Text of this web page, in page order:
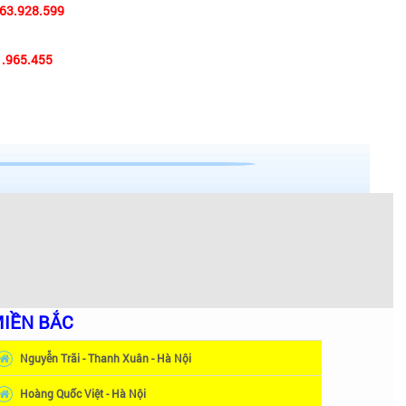
bồn tắm Amazon có kích thước từ 1,5m đến 1,8m sẽ
giúp người dùng dễ lau chùi vệ sinh. Cùng màu
BẮC
Nguyễn Trãi - Thanh Xuân - Hà Nội
Hoàng Quốc Việt - Hà Nội